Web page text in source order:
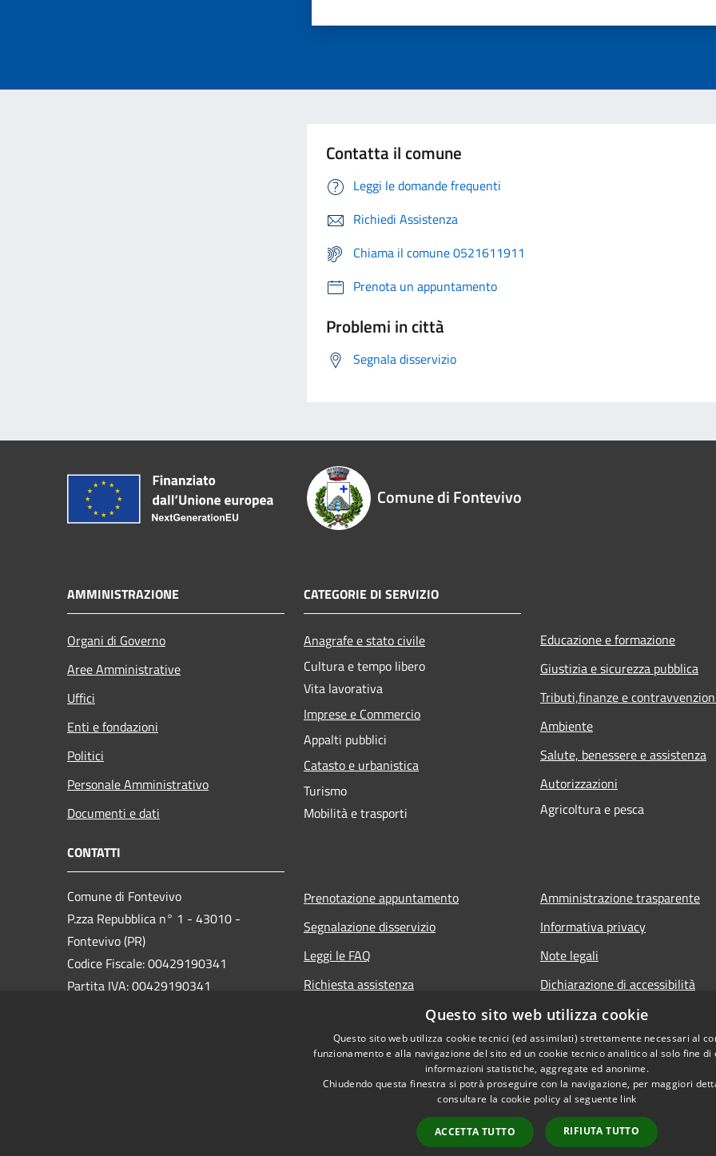
Contatta il comune
Leggi le domande frequenti
Richiedi Assistenza
Chiama il comune 0521611911
Prenota un appuntamento
Problemi in città
Segnala disservizio
Comune di Fontevivo
AMMINISTRAZIONE
Organi di Governo
Aree Amministrative
Uffici
Enti e fondazioni
Politici
Personale Amministrativo
Documenti e dati
CATEGORIE DI SERVIZIO
Anagrafe e stato civile
Cultura e tempo libero
Vita lavorativa
Imprese e Commercio
Appalti pubblici
Catasto e urbanistica
Turismo
Mobilità e trasporti
Educazione e formazione
Giustizia e sicurezza pubblica
Tributi,finanze e
Ambiente
Salute, benessere e assistenza
Autorizzazioni
Agricoltura e pesca
CONTATTI
Comune di Fontevivo
P.zza Repubblica n° 1 - 43010 -
Fontevivo (PR)
Codice Fiscale: 00429190341
Partita IVA: 00429190341
Prenotazione appuntamento
Segnalazione disservizio
Leggi le FAQ
Richiesta assistenza
Amministrazione trasparente
Informativa privacy
Note legali
Dichiarazione di accessibilità
Questo sito web utilizza cookie
Questo sito web utilizza cookie tecnici (ed assimilati) strettamente necessari al
funzionamento e alla navigazione del sito ed un cookie tecnico analitico al solo fine di
informazioni statistiche, aggregate ed anonime.
Chiudendo questa finestra si potrà proseguire con la navigazione, per maggiori
consultare la cookie policy al seguente link
ACCETTA TUTTO RIFIUTA TUTTO